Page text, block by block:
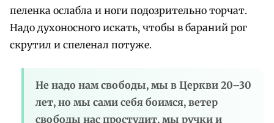
пеленка ослабла и ноги подозрительно торчат.
Надо духоносного искать, чтобы в бараний рог
скрутил и спеленал потуже.
Не надо нам свободы, мы в Церкви 20–30
лет, но мы сами себя боимся, ветер
свободы нас простудит, мы ручки и